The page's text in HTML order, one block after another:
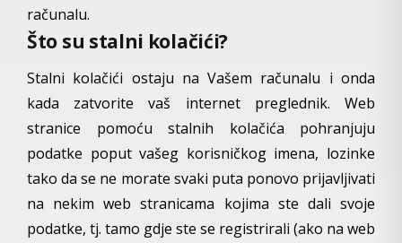
računalu.
Što su stalni kolačići?
Stalni kolačići ostaju na Vašem računalu i onda
kada zatvorite vaš internet preglednik. Web
stranice pomoću stalnih kolačića pohranjuju
podatke poput vašeg korisničkog imena, lozinke
tako da se ne morate svaki puta ponovo prijavljivati
na nekim web stranicama kojima ste dali svoje
podatke, tj. tamo gdje ste se registrirali (ako na web